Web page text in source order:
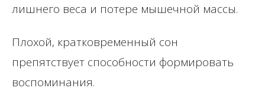
лишнего веса и потере мышечной массы.
Плохой, кратковременный сон
препятствует способности формировать
воспоминания.